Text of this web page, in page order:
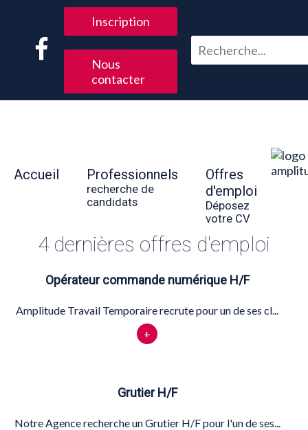
Inscription
Nous
contacter
Accueil Professionnels
recherche de
candidats
Offres
d'emploi
Déposez
votre CV
4 dernières offres d'emploi
Opérateur commande numérique H/F
Amplitude Travail Temporaire recrute pour un de ses cl...
+
Grutier H/F
Notre Agence recherche un Grutier H/F pour l'un de ses...